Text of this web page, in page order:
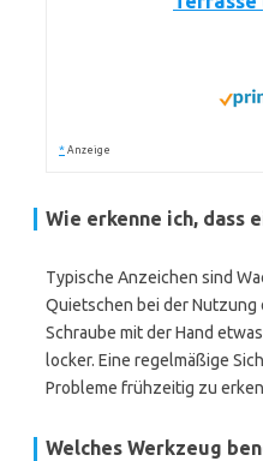
* Anzeige
Wie erkenne ich, dass
Typische Anzeichen sind
Quietschen bei der Nutzung
Schraube mit der Hand
locker. Eine regelmäßige
Probleme frühzeitig zu
Welches Werkzeug